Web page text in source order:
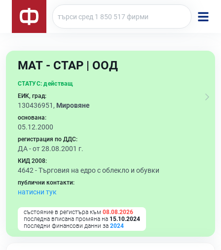
МАТ - СТАР | ООД
СТАТУС: действащ
ЕИК, град:
130436951, Мировяне
основана:
05.12.2000
регистрация по ДДС:
ДА - от 28.08.2001 г.
КИД 2008:
4642 -Търговия на едро с облекло и обувки
публични контакти:
натисни тук
състояние в регистъра към 08.08.2026
последна вписана промяна на 15.10.2024
последни финансови данни за 2024